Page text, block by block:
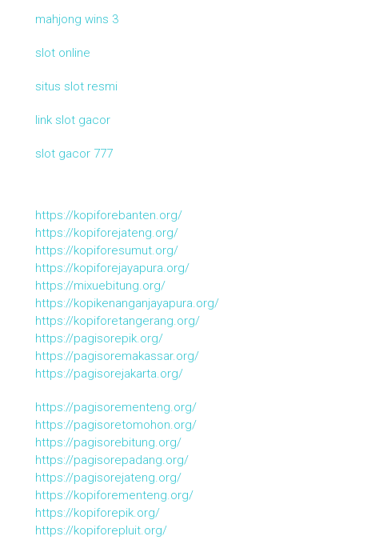
mahjong wins 3
slot online
situs slot resmi
link slot gacor
slot gacor 777
https://kopiforebanten.org/
https://kopiforejateng.org/
https://kopiforesumut.org/
https://kopiforejayapura.org/
https://mixuebitung.org/
https://kopikenanganjayapura.org/
https://kopiforetangerang.org/
https://pagisorepik.org/
https://pagisoremakassar.org/
https://pagisorejakarta.org/
https://pagisorementeng.org/
https://pagisoretomohon.org/
https://pagisorebitung.org/
https://pagisorepadang.org/
https://pagisorejateng.org/
https://kopiforementeng.org/
https://kopiforepik.org/
https://kopiforepluit.org/